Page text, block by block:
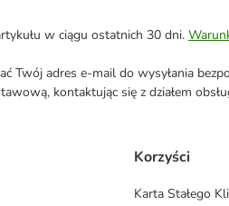
w ciągu ostatnich 30 dni.
Twój adres e-mail do wysyłania
kontaktując się z działem
Korzyści
Karta Stałego